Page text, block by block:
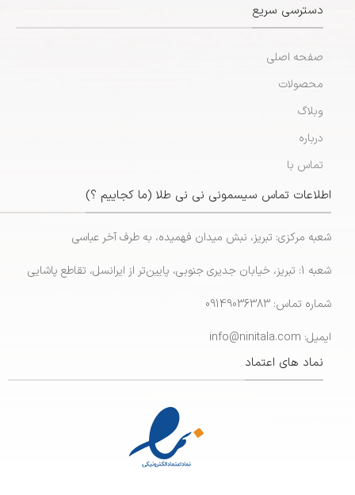
دسترسی سریع
صفحه اصلی
محصولات
وبلاگ
درباره
تماس با
اطلاعات تماس سیسمونی نی نی طلا (ما کجاییم ؟)
شعبه مرکزی: تبریز، نبش میدان فهمیده، به طرف آخر عباسی
شعبه 1: تبریز، خیابان جدیری جنوبی، پایین‌تر از ایرانسل، تقاطع پاشایی
شماره تماس: 09149036383
ایمیل: info@ninitala.com
نماد های اعتماد